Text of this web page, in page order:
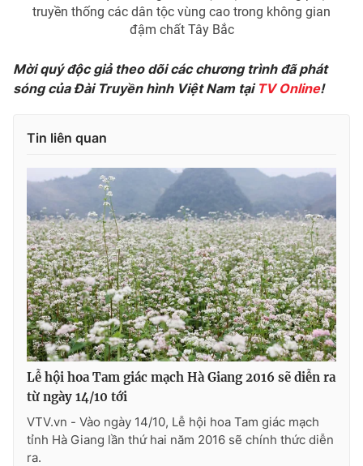
truyền thống các dân tộc vùng cao trong không gian
đậm chất Tây Bắc
Mời quý độc giả theo dõi các chương trình đã phát
sóng của Đài Truyền hình Việt Nam tại TV Online!
Tin liên quan
Lễ hội hoa Tam giác mạch Hà Giang 2016 sẽ diễn ra
từ ngày 14/10 tới
VTV.vn - Vào ngày 14/10, Lễ hội hoa Tam giác mạch
tỉnh Hà Giang lần thứ hai năm 2016 sẽ chính thức diễn
ra.